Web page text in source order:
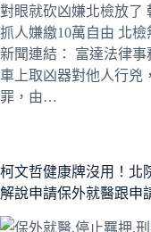
對眼就砍凶嫌北檢放了
抓人嫌繳10萬自由 北
新聞連結： 富達法律
車上取凶器對他人行兇
罪，由…
柯文哲健康牌沒用！北
解說申請保外就醫跟申